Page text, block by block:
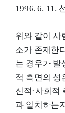
1996. 6. 11.
위와 같이 사
소가 존재한
는 경우가 발
적 측면의 성
신적·사회적
과 일치하는